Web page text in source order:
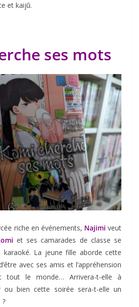
et kaijū.
ses mots
riche en événements, Najimi veut
et ses camarades de classe se
La jeune fille aborde cette
avec ses amis et l’appréhension
tout le monde… Arrivera-t-elle à
ou bien cette soirée sera-t-elle un
?